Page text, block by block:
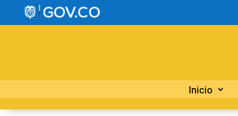
Inicio